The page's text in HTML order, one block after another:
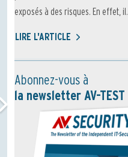
OCT
exposés à des risques. En effet,
LIRE L'ARTICLE
Abonnez-vous à
la newsletter AV-TEST